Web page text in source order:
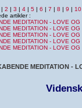
| 2 | 3 | 4 | 5 | 6 | 7 | 8 | 9 | 10
artikler :
MEDITATION - LOVE
MEDITATION - LOVE
MEDITATION - LOVE
MEDITATION - LOVE
MEDITATION - LOVE
MEDITATION -